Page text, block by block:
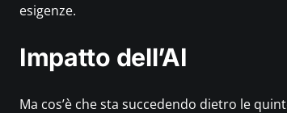
esigenze.
Impatto dell’AI
Ma cos’è che sta succedendo dietro le